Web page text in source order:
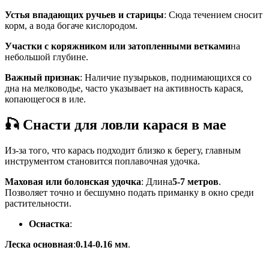
Устья впадающих ручьев и старицы: Сюда течением сносит
корм, а вода богаче кислородом.
Участки с коряжником или затопленными веткамина
небольшой глубине.
Важный признак: Наличие пузырьков, поднимающихся со
дна на мелководье, часто указывает на активность карася,
копающегося в иле.
🎣 Снасти для ловли карася в мае
Из-за того, что карась подходит близко к берегу, главным
инструментом становится поплавочная удочка.
Маховая или болонская удочка: Длина5-7 метров.
Позволяет точно и бесшумно подать приманку в окно среди
растительности.
Оснастка:
Леска основная:0.14-0.16 мм.